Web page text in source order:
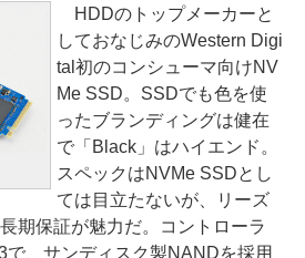
HDDのトップメーカーと
しておなじみのWestern Digi
tal初のコンシューマ向けNV
Me SSD。SSDでも色を使
ったブランディングは健在
で「Black」はハイエンド。
スペックはNVMe SSDとし
ては目立たないが、リーズ
期保証が魅力だ。コントローラ
、サンディスク製NANDを採用